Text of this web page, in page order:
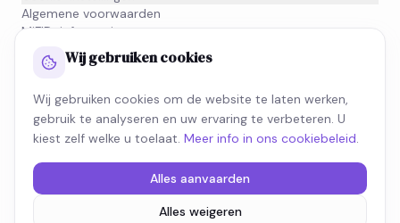
Algemene voorwaarden
MiFID-informatie
Schrijf je in voor onze nieuwsbrief en blijf op de hoogte van
wat beweegt in de fiscale wereld.
Wij gebruiken cookies
Wij gebruiken cookies om de website te laten werken,
gebruik te analyseren en uw ervaring te verbeteren. U
kiest zelf welke u toelaat. Meer info in ons cookiebeleid.
Alles aanvaarden
Alles weigeren